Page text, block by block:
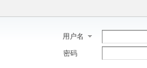
用户名
密码